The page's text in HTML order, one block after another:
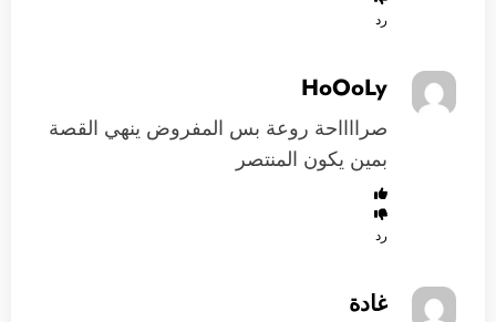
رد
HoOoLy
صرااااحة روعة بس المفروض ينهي القصة
بمين يكون المنتصر
رد
غادة